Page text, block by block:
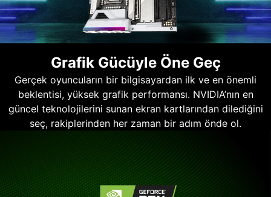
Grafik Gücüyle Öne Geç
Gerçek oyuncuların bir bilgisayardan ilk ve en önemli
beklentisi, yüksek grafik performansı. NVIDIA’nın en
güncel teknolojilerini sunan ekran kartlarından dilediğini
seç, rakiplerinden her zaman bir adım önde ol.